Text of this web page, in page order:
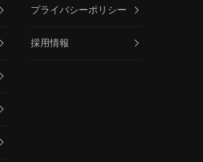
プライバシーポリシー
採用情報